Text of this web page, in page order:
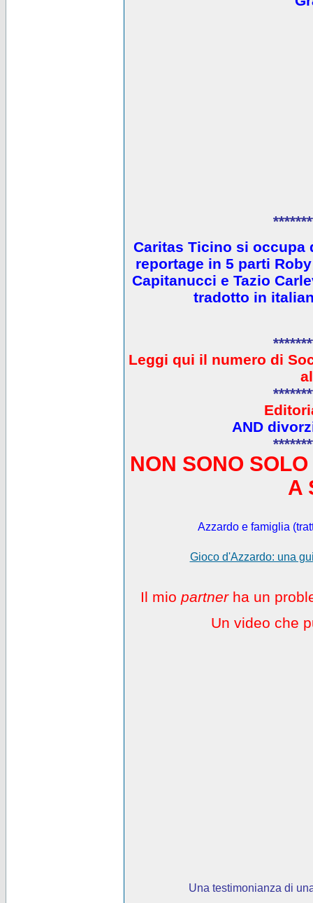
Caritas Ticino si occupa
reportage in 5 parti
Capitanucci e Tazio
tradotto in
Leggi qui il numero di
AND
NON SONO
A
Azzardo e famiglia
Gioco d'Azzardo: una
Il mio partnerha un
Un video che
Una testimonianza di